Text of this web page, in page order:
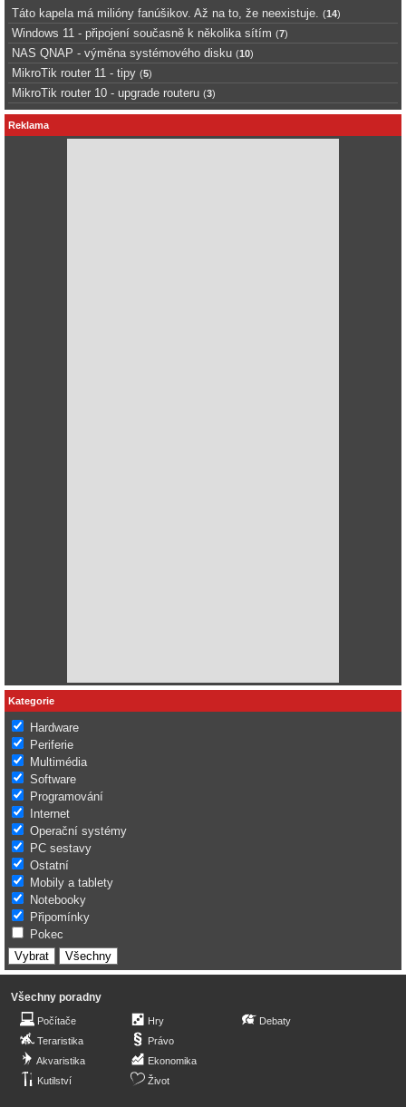
Táto kapela má milióny fanúšikov. Až na to, že neexistuje. (14)
Windows 11 - připojení současně k několika sítím (7)
NAS QNAP - výměna systémového disku (10)
MikroTik router 11 - tipy (5)
MikroTik router 10 - upgrade routeru (3)
Reklama
Kategorie
Hardware
Periferie
Multimédia
Software
Programování
Internet
Operační systémy
PC sestavy
Ostatní
Mobily a tablety
Notebooky
Připomínky
Pokec
Všechny poradny
Počítače
Teraristika
Akvaristika
Kutilství
Hry
Právo
Ekonomika
Život
Debaty